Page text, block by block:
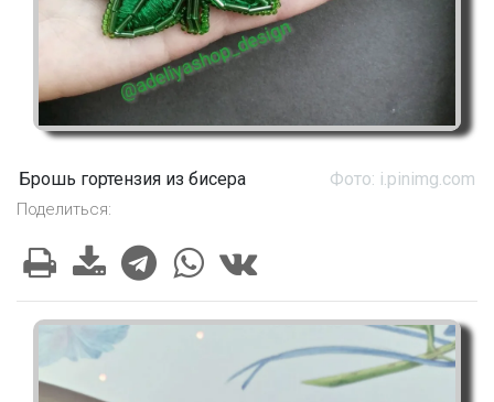
Брошь гортензия из бисера Фото: i.pinimg.com
Поделиться: